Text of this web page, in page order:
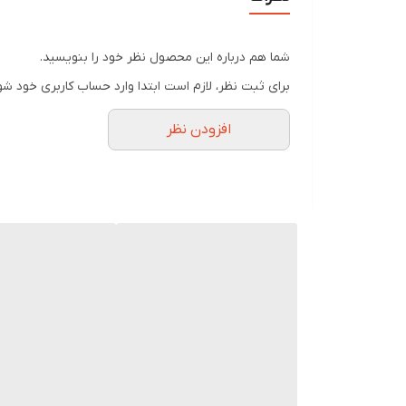
سوند فولی، وسیله ای است از جنس لاتکس با
از سوند فولی در موارد زیر استفاده می شود:
شما هم درباره این محصول نظر خود را بنویسید.
برای ثبت نظر، لازم است ابتدا وارد حساب کاربری خود
افزودن نظر